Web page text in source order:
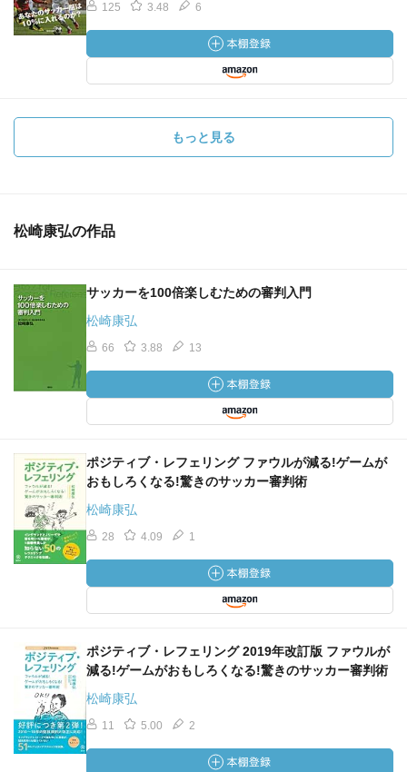
125 3.48 6
もっと見る
松崎康弘の作品
サッカーを100倍楽しむための審判入門
松崎康弘
66 3.88 13
ポジティブ・レフェリング ファウルが減る!ゲームが
おもしろくなる!驚きのサッカー審判術
松崎康弘
28 4.09 1
ポジティブ・レフェリング 2019年改訂版 ファウルが
減る!ゲームがおもしろくなる!驚きのサッカー審判術
松崎康弘
11 5.00 2